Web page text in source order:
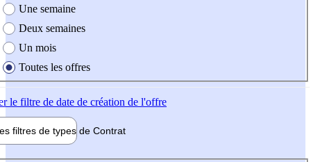
Une semaine
Deux semaines
Un mois
Toutes les offres
le filtre de date de création de l'offre
filtres de types de Contrat